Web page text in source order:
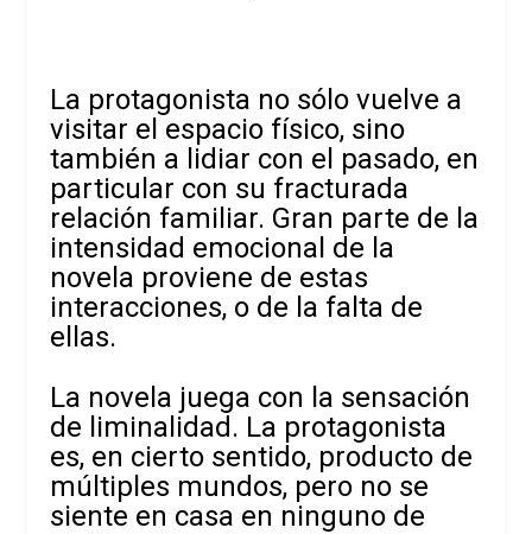
La protagonista no sólo vuelve a
visitar el espacio físico, sino
también a lidiar con el pasado, en
particular con su fracturada
relación familiar. Gran parte de la
intensidad emocional de la
novela proviene de estas
interacciones, o de la falta de
ellas.
La novela juega con la sensación
de liminalidad. La protagonista
es, en cierto sentido, producto de
múltiples mundos, pero no se
siente en casa en ninguno de